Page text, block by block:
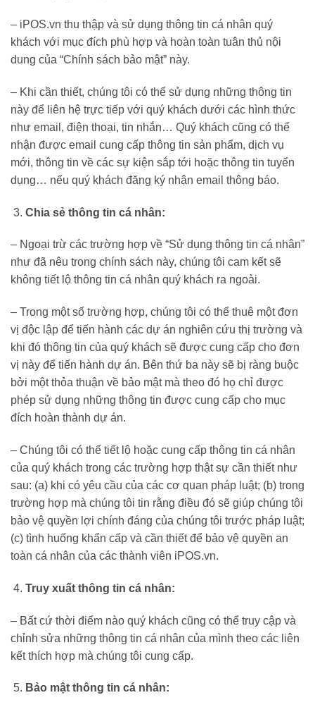
– iPOS.vn thu thập và sử dụng thông tin cá nhân quý
khách với mục đích phù hợp và hoàn toàn tuân thủ nội
dung của “Chính sách bảo mật” này.
– Khi cần thiết, chúng tôi có thể sử dụng những thông tin
này để liên hệ trực tiếp với quý khách dưới các hình thức
như email, điện thoại, tin nhắn… Quý khách cũng có thể
nhận được email cung cấp thông tin sản phẩm, dịch vụ
mới, thông tin về các sự kiện sắp tới hoặc thông tin tuyển
dụng… nếu quý khách đăng ký nhận email thông báo.
Chia sẻ thông tin cá nhân:
– Ngoại trừ các trường hợp về “Sử dụng thông tin cá nhân”
như đã nêu trong chính sách này, chúng tôi cam kết sẽ
không tiết lộ thông tin cá nhân quý khách ra ngoài.
– Trong một số trường hợp, chúng tôi có thể thuê một đơn
vị độc lập để tiến hành các dự án nghiên cứu thị trường và
khi đó thông tin của quý khách sẽ được cung cấp cho đơn
vị này để tiến hành dự án. Bên thứ ba này sẽ bị ràng buộc
bởi một thỏa thuận về bảo mật mà theo đó họ chỉ được
phép sử dụng những thông tin được cung cấp cho mục
đích hoàn thành dự án.
– Chúng tôi có thể tiết lộ hoặc cung cấp thông tin cá nhân
của quý khách trong các trường hợp thật sự cần thiết như
sau: (a) khi có yêu cầu của các cơ quan pháp luật; (b) trong
trường hợp mà chúng tôi tin rằng điều đó sẽ giúp chúng tôi
bảo vệ quyền lợi chính đáng của chúng tôi trước pháp luật;
(c) tình huống khẩn cấp và cần thiết để bảo vệ quyền an
toàn cá nhân của các thành viên iPOS.vn.
Truy xuất thông tin cá nhân:
– Bất cứ thời điểm nào quý khách cũng có thể truy cập và
chỉnh sửa những thông tin cá nhân của mình theo các liên
kết thích hợp mà chúng tôi cung cấp.
Bảo mật thông tin cá nhân: